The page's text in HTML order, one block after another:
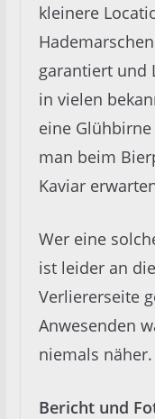
kleinere
garantiert und
in vielen
eine
man beim
Kaviar
Wer eine
ist leider an
Verliererseite
Anwesenden
niemals näher.
Bericht und